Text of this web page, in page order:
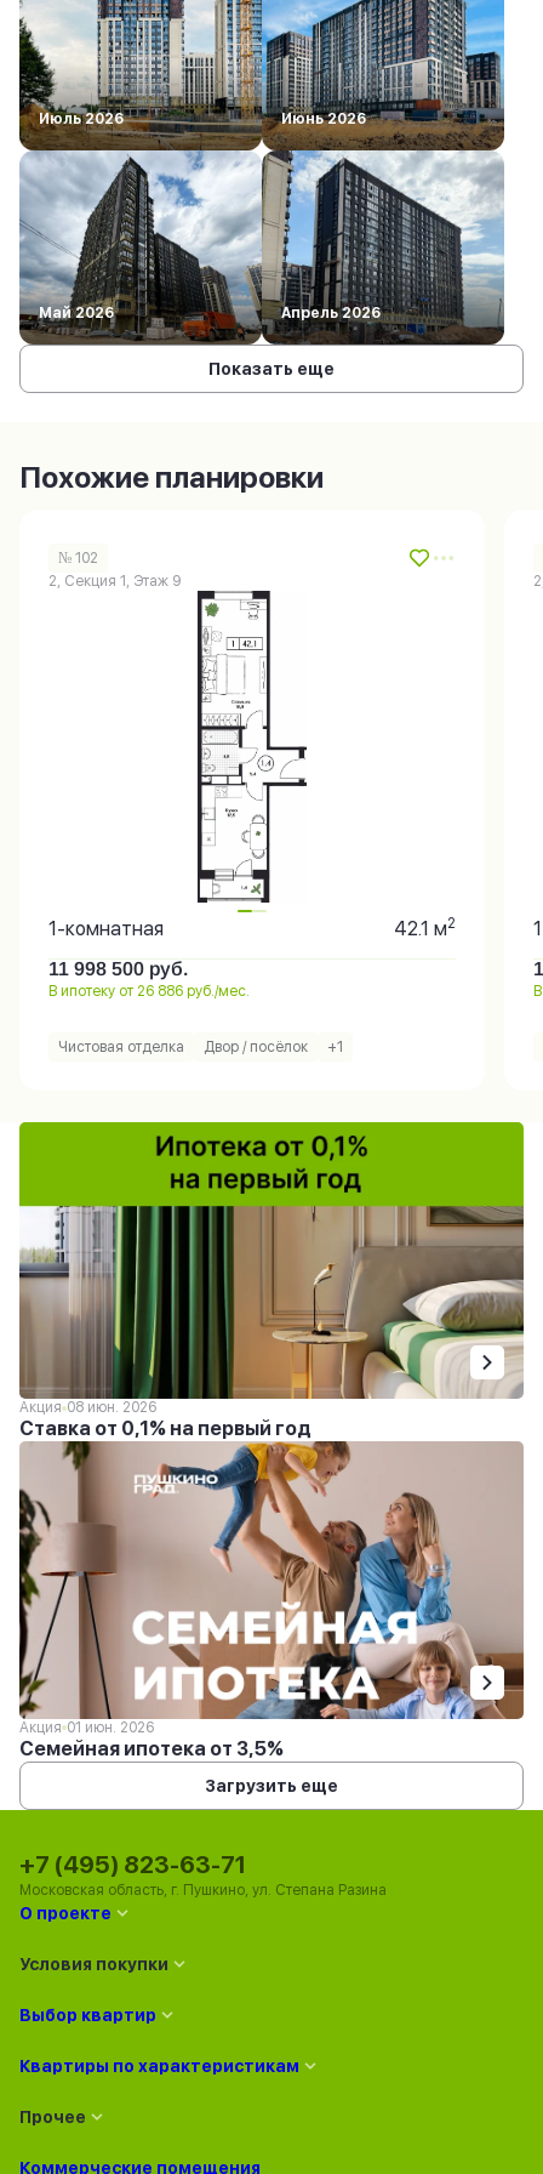
Июль 2026 Июнь 2026
Май 2026 Апрель 2026
Показать еще
Похожие планировки
№ 102
2, Секция 1, Этаж 9
1-комнатная 42.1 м2
11 998 500 руб.
В ипотеку от 26 886 руб./мес.
Чистовая отделка Двор / посёлок +1
Акция 08 июн. 2026
Ставка от 0,1% на первый год
Акция 01 июн. 2026
Семейная ипотека от 3,5%
Загрузить еще
О проекте
Условия покупки
Выбор квартир
Квартиры по характеристикам
Прочее
Коммерческие помещения
+7 (495) 823-63-71
Московская область, г. Пушкино, ул. Степана Разина